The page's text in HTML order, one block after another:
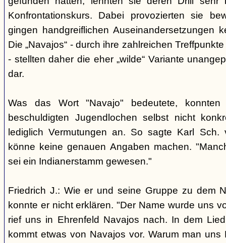
Konfrontationskurs. Dabei provozierten sie
gingen handgreiflichen Auseinandersetzungen
Die „Navajos“ - durch ihre zahlreichen
- stellten daher die eher „wilde“ Variante
dar.
Was das Wort "Navajo" bedeutete, konnten
beschuldigten Jugendlochen selbst nicht
lediglich Vermutungen an. So sagte Karl
könne keine genauen Angaben machen.
sei ein Indianerstamm gewesen."
Friedrich J.: Wie er und seine Gruppe zu dem
konnte er nicht erklären. "Der Name wurde uns
rief uns in Ehrenfeld Navajos nach. In dem
kommt etwas von Navajos vor. Warum man